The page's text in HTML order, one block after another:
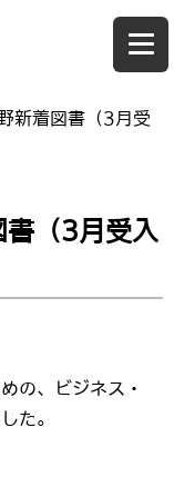
新着図書（3月受
書（3月受入
の、ビジネス・
た。